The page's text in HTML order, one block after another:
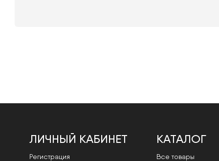
ЛИЧНЫЙ КАБИНЕТ
Регистрация
КАТАЛОГ
Все товары